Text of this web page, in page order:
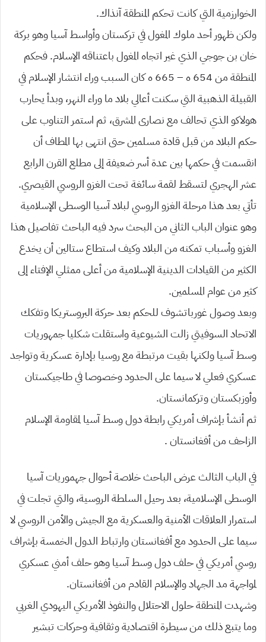
الخوارزمية التي كانت تحكم المنطقة آنذاك.
ولكن ظهور أحد ملوك المغول في تركستان وأواسط آسيا وهو بركة
خان بن جوجي الذي غير اتجاه المغول باعتناقه الإسلام. فحكم
المنطقة من 654 ه – 665 ه كان السبب وراء انتشار الإسلام في
القبيلة الذهبية التي سكنت أعالي بلاد ما وراء النهر، وبدأ يحارب
هولاكو الذي تحالف مع نصارى المشرق، ثم استمر التناوب على
حكم البلاد من قبل قادة مسلمين حتى انتهى بها المطاف أن
انقسمت في حكمها بين عدة أسر ضعيفة إلى مطلع القرن الرابع
عشر الهجري لتسقط لقمة سائغة تحت الغزو الروسي القيصري.
تأتي بعد هذا مرحلة الغزو الروسي لبلاد آسيا الوسطى الإسلامية
وهو عنوان الباب الثاني من البحث سرد فيه الباحث تفاصيل هذا
الغزو وأسباب تمكنه من البلاد وكيف استطاع ستالين أن يخدع
الكثير من القيادات الدينية الإسلامية من أعلى ممثلي الإفتاء إلى
كثير من عوام المسلمين.
وبعد وصول غورباتشوف للحكم بعد حركة البروستريكا وتفكك
الاتحاد السوفيتي زالت الشيوعية واستقلت شكليا جمهوريات
وسط آسيا ولكنها بقيت مرتبطة مع روسيا بإدارة عسكرية وتواجد
عسكري فعلي لا سيما على الحدود وخصوصا في طاجيكستان
وأوزبكستان وتركمانستان.
ثم أنشأ بإشراف أمريكي رابطة دول وسط آسيا لمقاومة الإسلام
الزاحف من أفغانستان .
في الباب الثالث عرض الباحث خلاصة أحوال جهموريات آسيا
الوسطى الإسلامية، بعد رحيل السلطة الروسية، والتي تجلت في
استمرار العلاقات الأمنية والعسكرية مع الجيش والأمن الروسي لا
سيما على الحدود مع أفغانستان وارتباط الدول الخمسة بإشراف
روسي أمريكي في حلف دول وسط آسيا وهو حلف أمني عسكري
لمواجهة مد الجهاد والإسلام القادم من أفغانستان.
وشهدت المنطقة حلول الاحتلال والنفوذ الأمريكي اليهودي الغربي
وما يتبع ذلك من سيطرة اقتصادية وثقافية وحركات تبشير